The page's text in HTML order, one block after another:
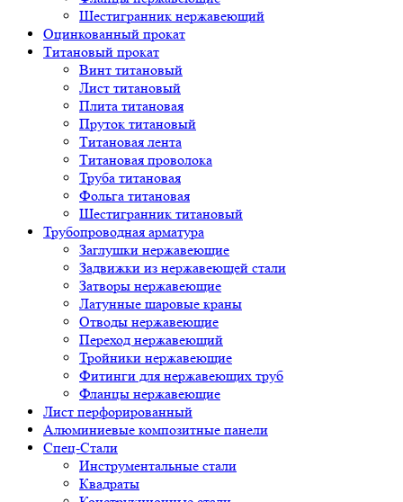
Шестигранник нержавеющий
Оцинкованный прокат
Титановый прокат
Винт титановый
Лист титановый
Плита титановая
Пруток титановый
Титановая лента
Титановая проволока
Труба титановая
Фольга титановая
Шестигранник титановый
Трубопроводная арматура
Заглушки нержавеющие
Задвижки из нержавеющей стали
Затворы нержавеющие
Латунные шаровые краны
Отводы нержавеющие
Переход нержавеющий
Тройники нержавеющие
Фитинги для нержавеющих труб
Фланцы нержавеющие
Лист перфорированный
Алюминиевые композитные панели
Спец-Стали
Инструментальные стали
Квадраты